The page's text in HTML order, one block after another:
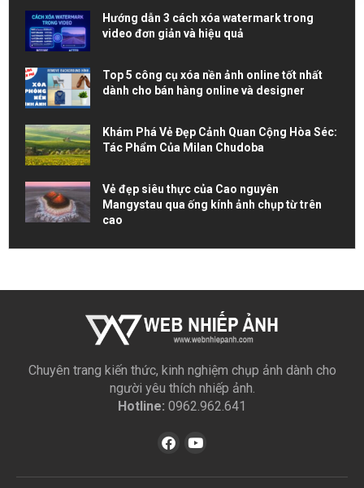
Hướng dẫn 3 cách xóa watermark trong
video đơn giản và hiệu quả
Top 5 công cụ xóa nền ảnh online tốt nhất
dành cho bán hàng online và designer
Khám Phá Vẻ Đẹp Cảnh Quan Cộng Hòa Séc:
Tác Phẩm Của Milan Chudoba
Vẻ đẹp siêu thực của Cao nguyên
Mangystau qua ống kính ảnh chụp từ trên
cao
Chuyên trang kiến thức, kinh nghiệm chụp ảnh dành cho
người yêu thích nhiếp ảnh.
Hotline: 0962.962.641